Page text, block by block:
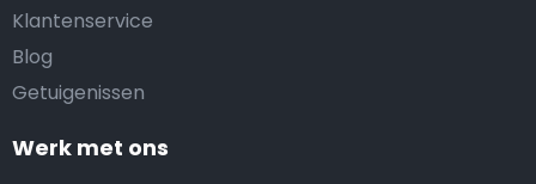
Klantenservice
Blog
Getuigenissen
Werk met ons